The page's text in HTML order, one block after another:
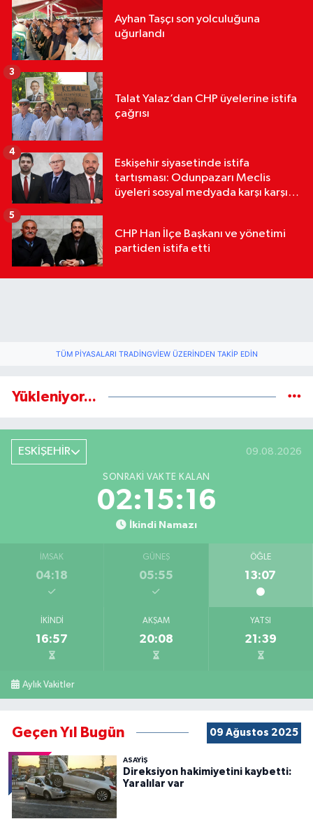
Ayhan Taşçı son yolculuğuna
uğurlandı
Talat Yalaz’dan CHP üyelerine istifa
çağrısı
3
Eskişehir siyasetinde istifa
tartışması: Odunpazarı Meclis
üyeleri sosyal medyada karşı karşıya
4
CHP Han İlçe Başkanı ve yönetimi
partiden istifa etti
5
TÜM PIYASALARI TRADINGVIEW ÜZERINDEN TAKIP EDIN
Yükleniyor...
ESKİŞEHİR 09.08.2026
SONRAKI VAKTE KALAN
02:15:16
İkindi Namazı
İMSAK
04:18
GÜNEŞ
05:55
ÖĞLE
13:07
İKINDI
16:57
AKŞAM
20:08
YATSI
21:39
Aylık Vakitler
Geçen Yıl Bugün 09 Ağustos 2025
ASAYİŞ
Direksiyon hakimiyetini kaybetti:
Yaralılar var